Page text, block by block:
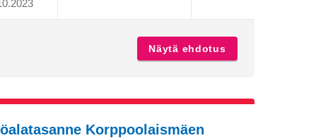
Näytä ehdotus
Korppoolaismäen